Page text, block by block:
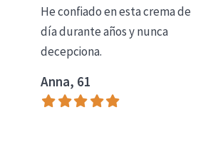
He confiado en esta crema de
día durante años y nunca
decepciona.
Anna, 61